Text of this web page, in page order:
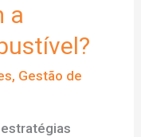
a
, Gestão de